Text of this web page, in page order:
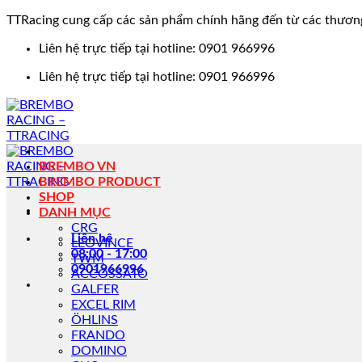
TTRacing cung cấp các sản phẩm chính hãng đến từ các
Liên hệ trực tiếp tại hotline: 0901 966996
Liên hệ trực tiếp tại hotline: 0901 966996
Liên hệ
08:00 - 17:00
0901966996
BREMBO VN
BREMBO PRODUCT
SHOP
DANH MỤC
CRG
LEOVINCE
TWM
ACCOSSATO
GALFER
EXCEL RIM
ÖHLINS
FRANDO
DOMINO